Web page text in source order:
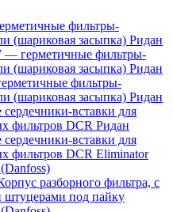
фильтры-
(шариковая засыпка) Ридан
— герметичные фильтры-
(шариковая засыпка) Ридан
фильтры-
(шариковая засыпка) Ридан
вставки для
фильтров DCR Ридан
вставки для
фильтров DCR Eliminator
разборного фильтра, с
под пайку